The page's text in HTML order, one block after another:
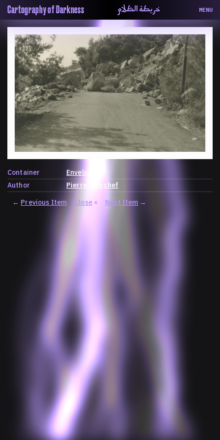
Cartography of Darkness خريطة الظلام MENU
About
ماهيتنا
Map
الخريطة
Periodical
السلسة
Repository
الحاوية
Contributors
المساهمين
Colophon
التختيم
Container
Envelope
Author
Pierre Malychef
← Previous Item Close× Next Item →